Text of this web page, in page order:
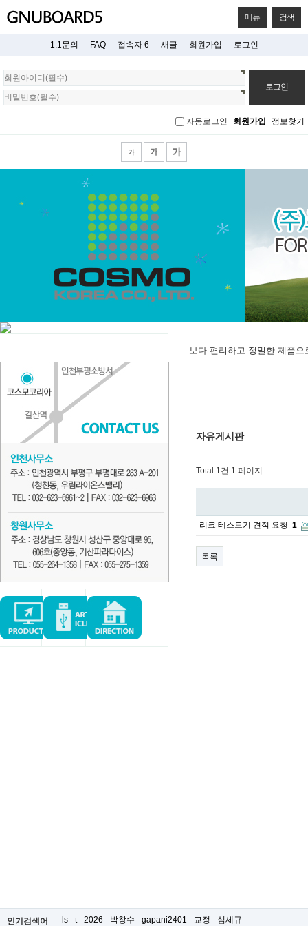
메뉴 검색
1:1문의 FAQ 접속자 6 새글 회원가입 로그인
회
원
로
자동로그인 회원가입 정보찾기
보다 편리하고 정밀한 제품
자유게시판
Total 1건 1 페이지
리크 테스트기 견적 요청 1
목록
인기검색어 ls t 2026 박창수 gapani2401 교정 심세규